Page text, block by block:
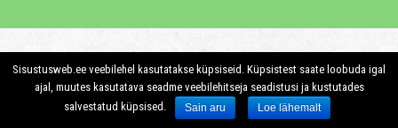
Sisustusweb.ee veebilehel kasutatakse küpsiseid. Küpsistest saate loobuda igal
ajal, muutes kasutatava seadme veebilehitseja seadistusi ja kustutades
salvestatud küpsised.
Sain aru Loe lähemalt